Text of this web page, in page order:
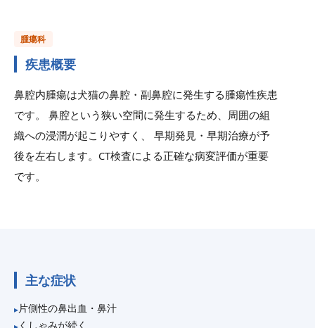
腫瘍科
疾患概要
鼻腔内腫瘍は犬猫の鼻腔・副鼻腔に発生する腫瘍性疾患
です。 鼻腔という狭い空間に発生するため、周囲の組
織への浸潤が起こりやすく、 早期発見・早期治療が予
後を左右します。CT検査による正確な病変評価が重要
です。
主な症状
片側性の鼻出血・鼻汁
くしゃみが続く